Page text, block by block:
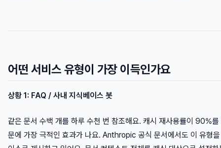
어떤 서비스 유형이 가장 이득인가요
상황 1: FAQ / 사내 지식베이스 봇
같은 문서 수백 개를 하루 수천 번 참조해요. 캐시 재사용률이 90%를
문에 가장 극적인 효과가 나요. Anthropic 공식 문서에서도 이 유형